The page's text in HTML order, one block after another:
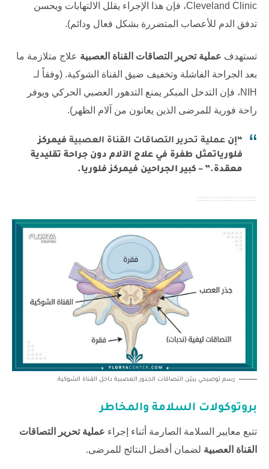
Cleveland Clinic، فإن هذا الإجراء يقلل الالتهابات ويحسن
تدفق الدم للأعصاب المتضررة بشكل فعال ودائم).
تستهدف عملية تحرير التصاقات القناة العصبية علاج متلازمة ما
بعد الجراحة الفاشلة وتخفيف ضيق القناة الشوكية. (وفقاً لـ
NIH، فإن التدخل المبكر يمنع التدهور العصبي الحركي ويوفر
راحة فورية للمرضى الذين يعانون من آلام الظهر).
“إن عملية تحرير التصاقات القناة العصبية فيمركز
فلورياتمثل طفرة في علاج الآلام دون جراحة تقليدية
معقدة.” – كبير الجراحين فيمركز فلوريا.
رسم توضيحي يبيّن التصاقات الجذور العصبية داخل القناة الشوكية.
بروتوكولات السلامة والمخاطر
تتبع معايير السلامة الصارمة أثناء إجراء عملية تحرير التصاقات
القناة العصبية لضمان أفضل النتائج للمرضى.